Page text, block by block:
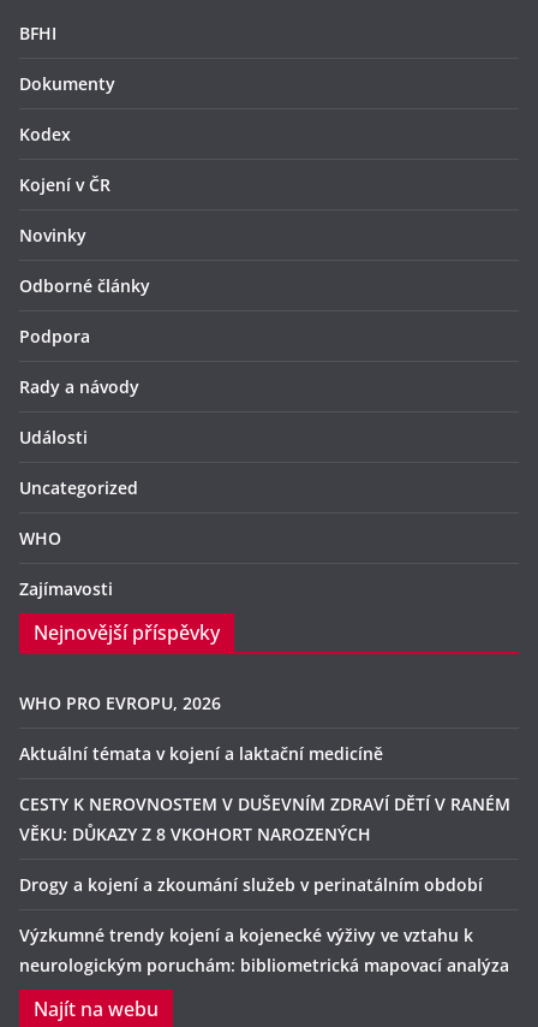
BFHI
Dokumenty
Kodex
Kojení v ČR
Novinky
Odborné články
Podpora
Rady a návody
Události
Uncategorized
WHO
Zajímavosti
Nejnovější příspěvky
WHO PRO EVROPU, 2026
Aktuální témata v kojení a laktační medicíně
CESTY K NEROVNOSTEM V DUŠEVNÍM ZDRAVÍ DĚTÍ V RANÉM
VĚKU: DŮKAZY Z 8 VKOHORT NAROZENÝCH
Drogy a kojení a zkoumání služeb v perinatálním období
Výzkumné trendy kojení a kojenecké výživy ve vztahu k
neurologickým poruchám: bibliometrická mapovací analýza
Najít na webu